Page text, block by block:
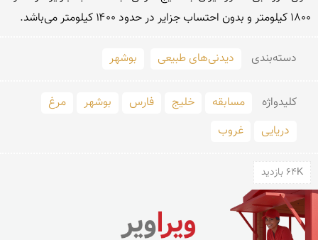
۱۸۰۰ کیلومتر و بدون احتساب جزایر در حدود ۱۴۰۰ کیلومتر می‌باشد.
دسته‌بندی دیدنی‌های طبیعی بوشهر
کلید‌واژه مسابقه خلیج فارس بوشهر
مرغ
دریایی
غروب
64K بازدید